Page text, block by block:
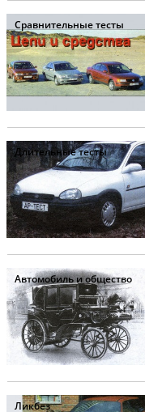
Сравнительные тесты
Длительные тесты
Автомобиль и общество
Ликбез